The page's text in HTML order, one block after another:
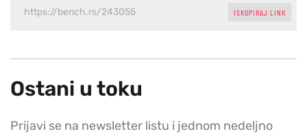
ISKOPIRAJ LINK
Ostani u toku
Prijavi se na newsletter listu i jednom nedeljno